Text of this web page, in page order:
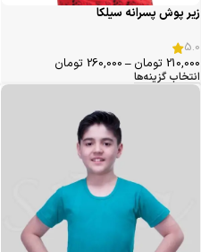
زیر پوش پسرانه سیلکا
5.0
210,000 تومان –
260,000 تومان
انتخاب گزینه‌ها